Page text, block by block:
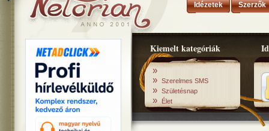
Idézetek Szerzők
Kiemelt kategóriák
»
» Szerelmes SMS
» Születésnap
» Élet